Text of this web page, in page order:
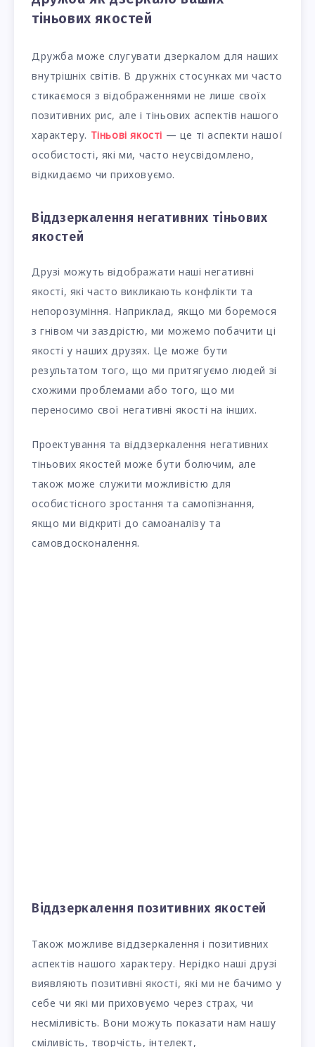
тіньових якостей
Дружба може слугувати дзеркалом для наших
внутрішніх світів. В дружніх стосунках ми часто
стикаємося з відображеннями не лише своїх
позитивних рис, але і тіньових аспектів нашого
характеру. Тіньові якості — це ті аспекти нашої
особистості, які ми, часто неусвідомлено,
відкидаємо чи приховуємо.
Віддзеркалення негативних тіньових
якостей
Друзі можуть відображати наші негативні
якості, які часто викликають конфлікти та
непорозуміння. Наприклад, якщо ми боремося
з гнівом чи заздрістю, ми можемо побачити ці
якості у наших друзях. Це може бути
результатом того, що ми притягуємо людей зі
схожими проблемами або того, що ми
переносимо свої негативні якості на інших.
Проектування та віддзеркалення негативних
тіньових якостей може бути болючим, але
також може служити можливістю для
особистісного зростання та самопізнання,
якщо ми відкриті до самоаналізу та
самовдосконалення.
Віддзеркалення позитивних якостей
Також можливе віддзеркалення і позитивних
аспектів нашого характеру. Нерідко наші друзі
виявляють позитивні якості, які ми не бачимо у
себе чи які ми приховуємо через страх, чи
несміливість. Вони можуть показати нам нашу
сміливість, творчість, інтелект,